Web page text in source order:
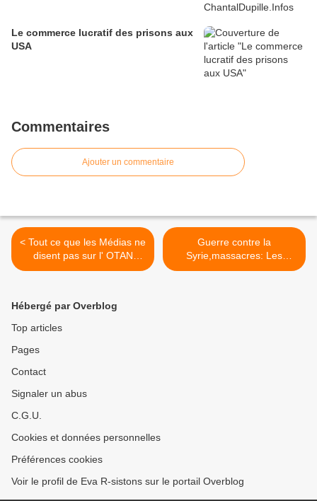
Le commerce lucratif des prisons aux
USA
Commentaires
Ajouter un commentaire
< Tout ce que les Médias ne
disent pas sur l' OTAN
(Dossier)
Guerre contre la
Syrie,massacres: Les
mensonges des Médias.
Hébergé par Overblog
Top articles
Pages
Contact
Signaler un abus
C.G.U.
Cookies et données personnelles
Préférences cookies
Voir le profil de Eva R-sistons sur le portail Overblog